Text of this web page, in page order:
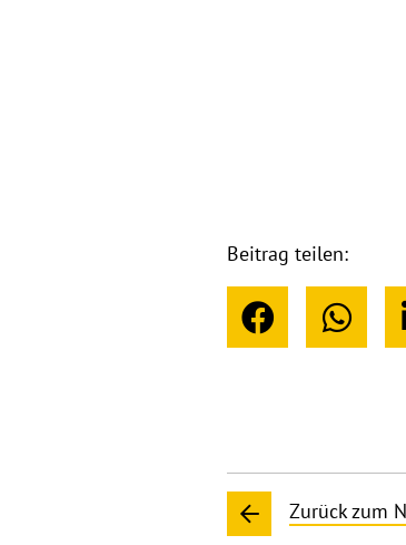
Beitrag teilen:
Zurück zum